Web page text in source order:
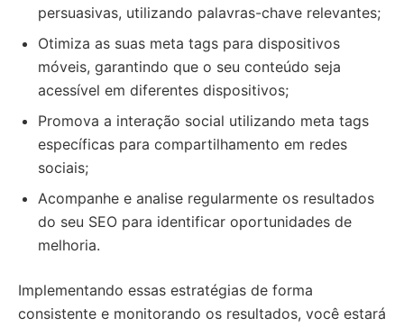
persuasivas, utilizando palavras-chave relevantes;
Otimiza as suas meta tags para dispositivos
móveis, garantindo que o seu conteúdo seja
acessível em diferentes dispositivos;
Promova a interação social utilizando meta tags
específicas para compartilhamento em redes
sociais;
Acompanhe e analise regularmente os resultados
do seu SEO para identificar oportunidades de
melhoria.
Implementando essas estratégias de forma
consistente e monitorando os resultados, você estará